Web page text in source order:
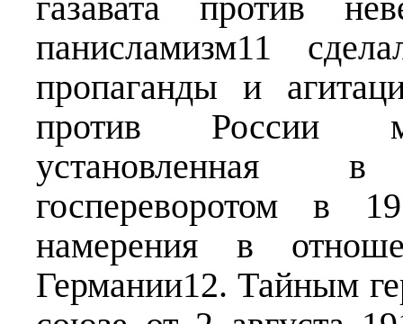
панисламизм11
пропаганды и
против России
установленная
госпереворотом в
намерения в
Германии12. Тайным